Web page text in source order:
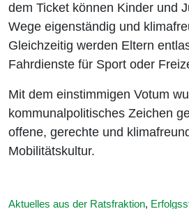
dem Ticket können Kinder und
Wege eigenständig und
Gleichzeitig werden Eltern
Fahrdienste für Sport oder
Mit dem einstimmigen Votum
kommunalpolitisches Zeichen
offene, gerechte und
Mobilitätskultur.
Aktuelles aus der Ratsfraktion,